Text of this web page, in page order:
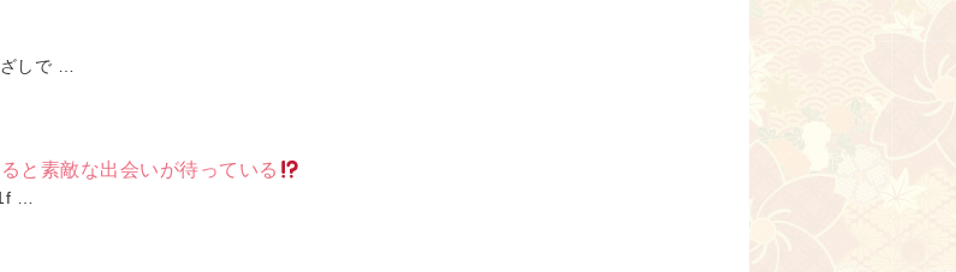
しで …
と素敵な出会いが待っている
…